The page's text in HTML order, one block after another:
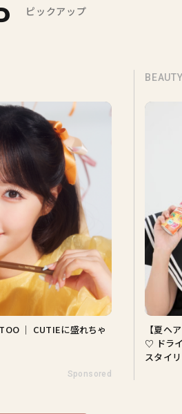
ピックアップ
｜ CUTIEに盛れちゃ
Sponsored
【夏ヘ
♡ ドラ
スタイ